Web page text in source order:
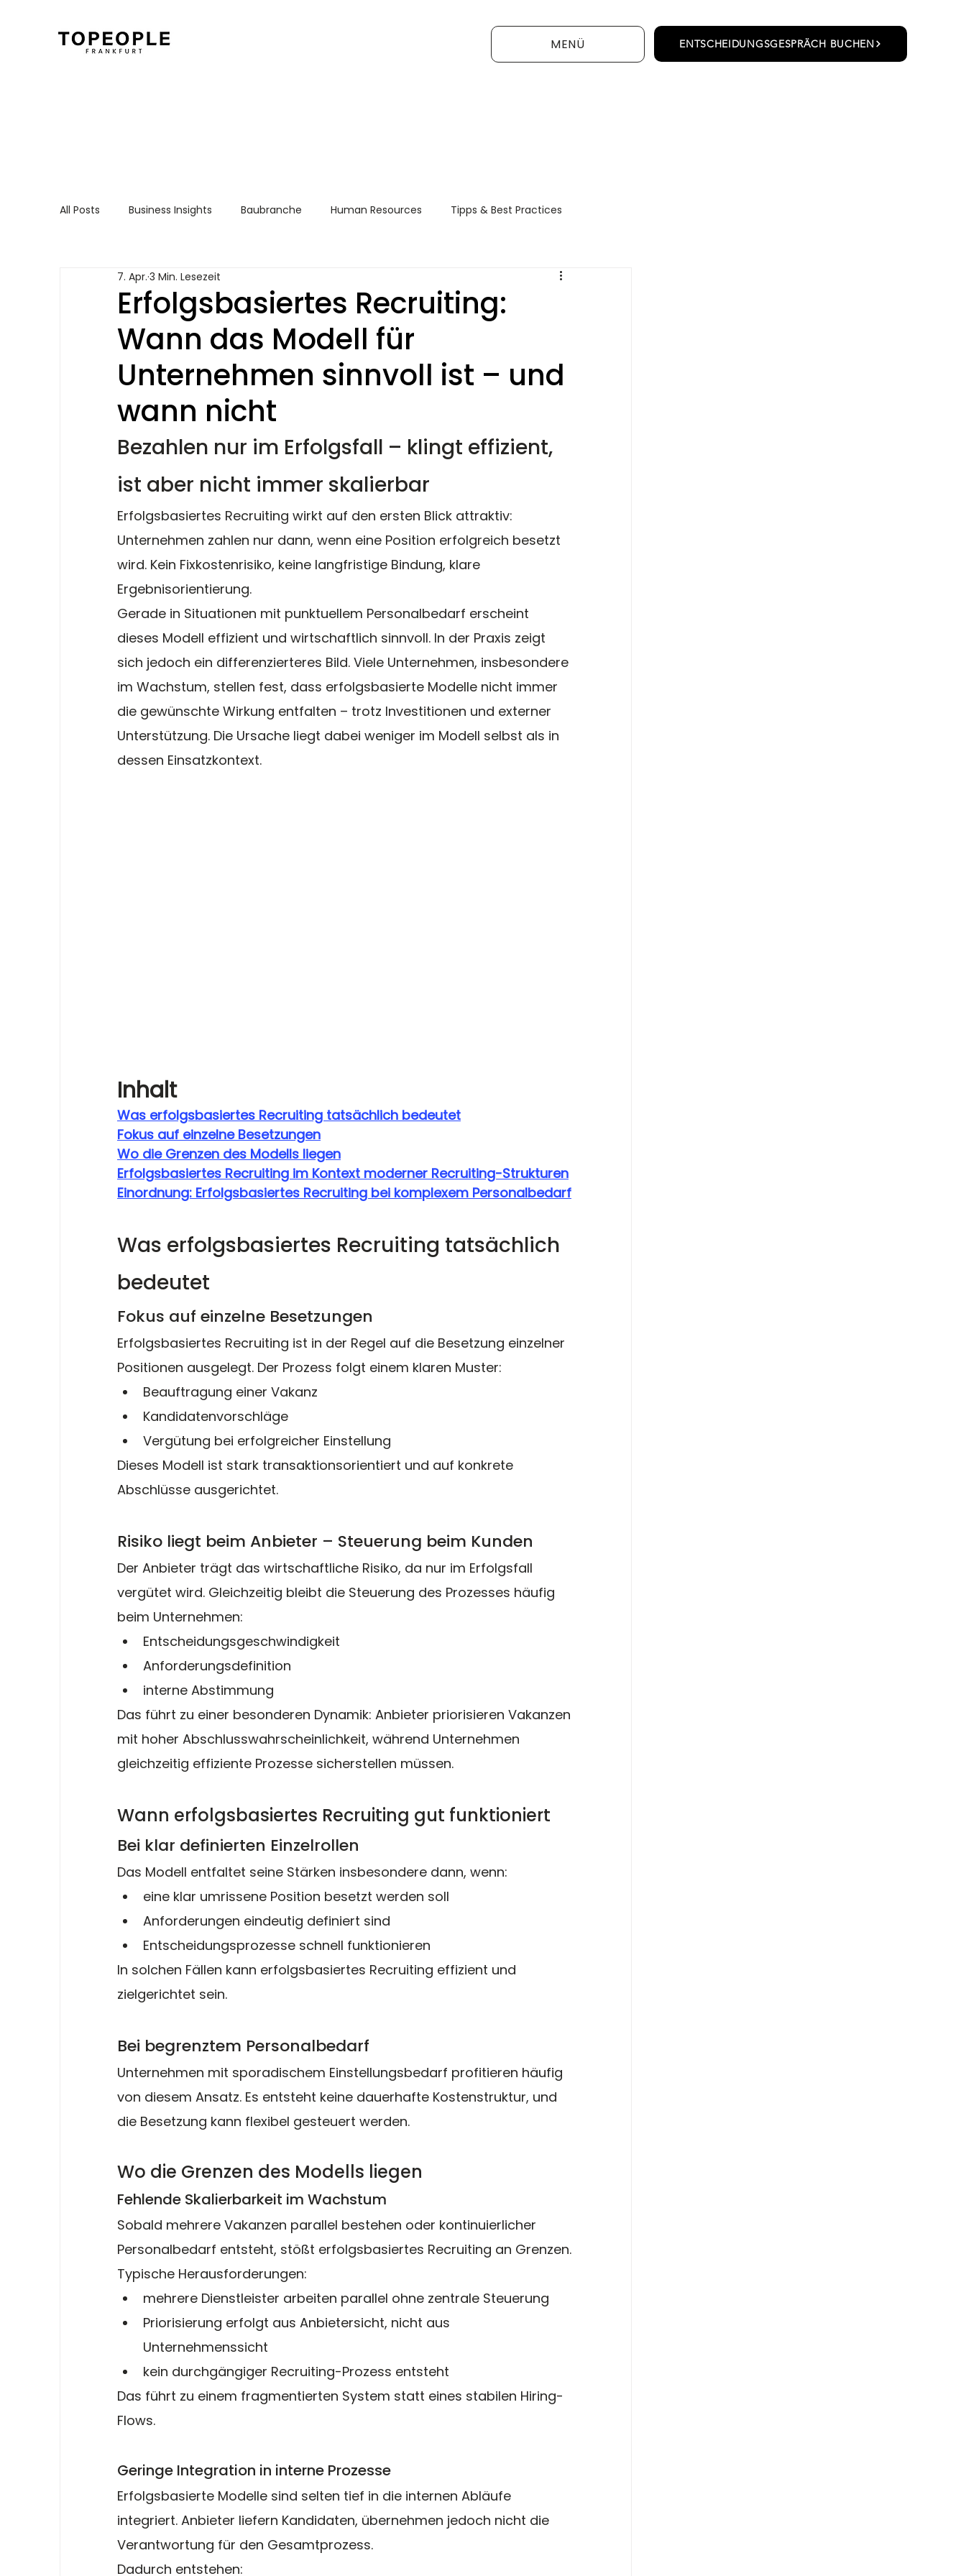
MENÜ ENTSCHEIDUNGSGESPRÄCH BUCHEN
All Posts Business Insights Baubranche Human Resources Tipps & Best Practices
Erfolgsbasiertes Recruiting:
Wann das Modell für
Unternehmen sinnvoll ist – und
wann nicht
7. Apr. 3 Min. Lesezeit
Bezahlen nur im Erfolgsfall – klingt effizient,
ist aber nicht immer skalierbar
Erfolgsbasiertes Recruiting wirkt auf den ersten Blick attraktiv:
Unternehmen zahlen nur dann, wenn eine Position erfolgreich besetzt
wird. Kein Fixkostenrisiko, keine langfristige Bindung, klare
Ergebnisorientierung.
Gerade in Situationen mit punktuellem Personalbedarf erscheint
dieses Modell effizient und wirtschaftlich sinnvoll. In der Praxis zeigt
sich jedoch ein differenzierteres Bild. Viele Unternehmen, insbesondere
im Wachstum, stellen fest, dass erfolgsbasierte Modelle nicht immer
die gewünschte Wirkung entfalten – trotz Investitionen und externer
Unterstützung. Die Ursache liegt dabei weniger im Modell selbst als in
dessen Einsatzkontext.
Inhalt
Was erfolgsbasiertes Recruiting tatsächlich bedeutet
Fokus auf einzelne Besetzungen
Wo die Grenzen des Modells liegen
Erfolgsbasiertes Recruiting im Kontext moderner Recruiting-Strukturen
Einordnung: Erfolgsbasiertes Recruiting bei komplexem Personalbedarf
Was erfolgsbasiertes Recruiting tatsächlich
bedeutet
Fokus auf einzelne Besetzungen
Erfolgsbasiertes Recruiting ist in der Regel auf die Besetzung einzelner
Positionen ausgelegt. Der Prozess folgt einem klaren Muster:
Beauftragung einer Vakanz
Kandidatenvorschläge
Vergütung bei erfolgreicher Einstellung
Dieses Modell ist stark transaktionsorientiert und auf konkrete
Abschlüsse ausgerichtet.
Risiko liegt beim Anbieter – Steuerung beim Kunden
Der Anbieter trägt das wirtschaftliche Risiko, da nur im Erfolgsfall
vergütet wird. Gleichzeitig bleibt die Steuerung des Prozesses häufig
beim Unternehmen:
Entscheidungsgeschwindigkeit
Anforderungsdefinition
interne Abstimmung
Das führt zu einer besonderen Dynamik: Anbieter priorisieren Vakanzen
mit hoher Abschlusswahrscheinlichkeit, während Unternehmen
gleichzeitig effiziente Prozesse sicherstellen müssen.
Wann erfolgsbasiertes Recruiting gut funktioniert
Bei klar definierten Einzelrollen
Das Modell entfaltet seine Stärken insbesondere dann, wenn:
eine klar umrissene Position besetzt werden soll
Anforderungen eindeutig definiert sind
Entscheidungsprozesse schnell funktionieren
In solchen Fällen kann erfolgsbasiertes Recruiting effizient und
zielgerichtet sein.
Bei begrenztem Personalbedarf
Unternehmen mit sporadischem Einstellungsbedarf profitieren häufig
von diesem Ansatz. Es entsteht keine dauerhafte Kostenstruktur, und
die Besetzung kann flexibel gesteuert werden.
Wo die Grenzen des Modells liegen
Fehlende Skalierbarkeit im Wachstum
Sobald mehrere Vakanzen parallel bestehen oder kontinuierlicher
Personalbedarf entsteht, stößt erfolgsbasiertes Recruiting an Grenzen.
Typische Herausforderungen:
mehrere Dienstleister arbeiten parallel ohne zentrale Steuerung
Priorisierung erfolgt aus Anbietersicht, nicht aus
Unternehmenssicht
kein durchgängiger Recruiting-Prozess entsteht
Das führt zu einem fragmentierten System statt eines stabilen Hiring-
Flows.
Geringe Integration in interne Prozesse
Erfolgsbasierte Modelle sind selten tief in die internen Abläufe
integriert. Anbieter liefern Kandidaten, übernehmen jedoch nicht die
Verantwortung für den Gesamtprozess.
Dadurch entstehen: